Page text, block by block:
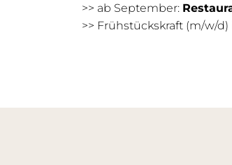
>> ab September:
>> Frühstückskraft (m/w/d)